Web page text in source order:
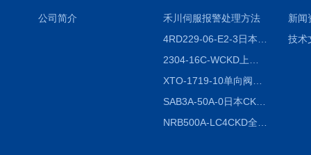
公司简介
禾川伺服报警处理方法
SAB3A-50A-0日本CKD全国授权代理
新闻
技术